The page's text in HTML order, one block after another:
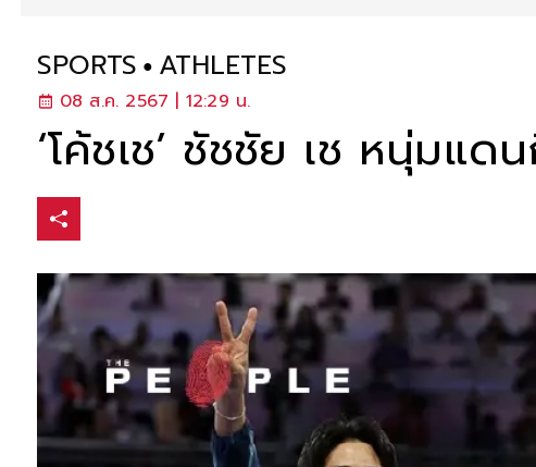
SPORTS ATHLETES
08 ส.ค. 2567 | 12:29 น.
‘โค้ชเช’ ชัชชัย เช หนุ่มแ